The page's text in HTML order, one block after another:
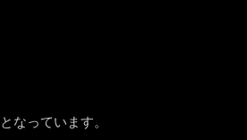
なっています。